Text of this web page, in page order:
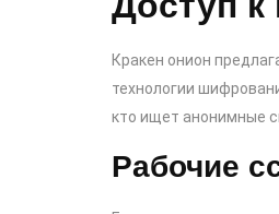
Кракен онион
технологии
кто ищет анонимные
Рабочие